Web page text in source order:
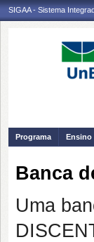
SIGAA - Sistema
Programa Ensino
Banca
Uma